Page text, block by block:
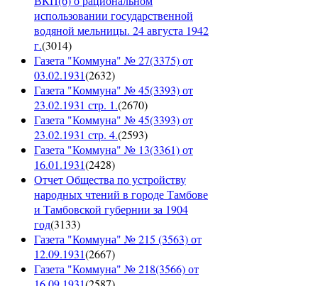
использовании государственной
водяной мельницы. 24 августа 1942
г.(3014)
Газета "Коммуна" № 27(3375) от
03.02.1931(2632)
Газета "Коммуна" № 45(3393) от
23.02.1931 стр. 1.(2670)
Газета "Коммуна" № 45(3393) от
23.02.1931 стр. 4.(2593)
Газета "Коммуна" № 13(3361) от
16.01.1931(2428)
Отчет Общества по устройству
народных чтений в городе Тамбове
и Тамбовской губернии за 1904
год(3133)
Газета "Коммуна" № 215 (3563) от
12.09.1931(2667)
Газета "Коммуна" № 218(3566) от